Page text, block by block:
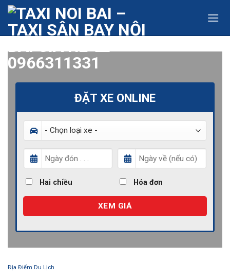
Skip
content
ĐẶT XE ONLINE
Hai chiều Hóa đơn
XEM GIÁ
Địa Điểm Du Lịch